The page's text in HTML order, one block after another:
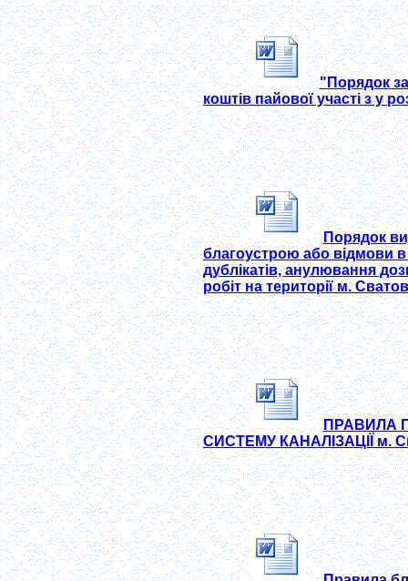
"Порядок
коштів пайової участі з у
Порядок
благоустрою або відмови
дублікатів, анулювання
робіт на території м.
ПРАВИЛА
СИСТЕМУ КАНАЛІЗАЦІЇ м.